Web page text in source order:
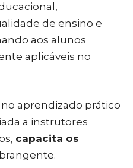
de ensino e
aos alunos
aplicáveis no
aprendizado prático
a instrutores
capacita os